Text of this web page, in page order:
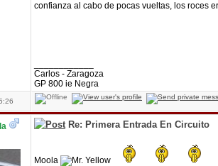
confianza al cabo de pocas vueltas, los roces
Carlos - Zaragoza
GP 800 ie Negra
Re: Primera Entrada En Circuito
Moola